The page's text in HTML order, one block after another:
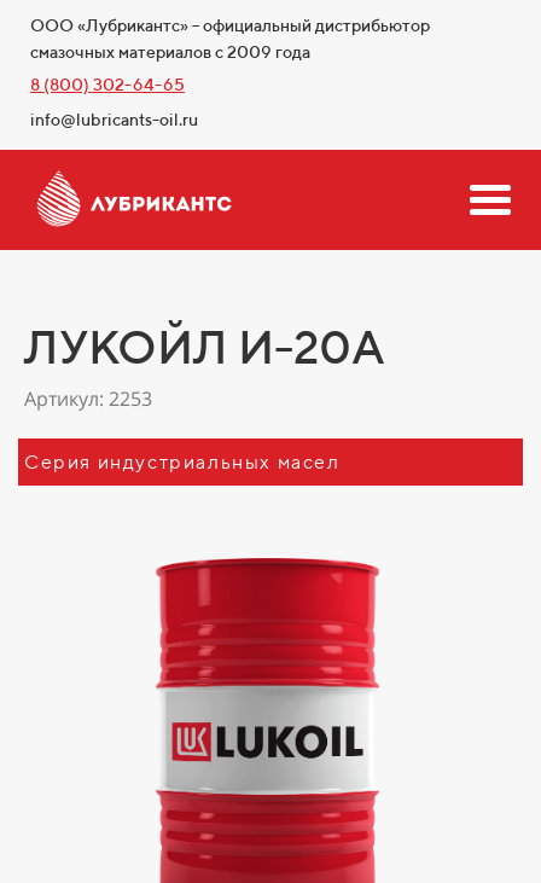
ООО «Лубрикантс» – официальный дистрибьютор
смазочных материалов с 2009 года
8 (800) 302-64-65
info@lubricants-oil.ru
ЛУКОЙЛ И-20А
Артикул: 2253
Серия индустриальных масел